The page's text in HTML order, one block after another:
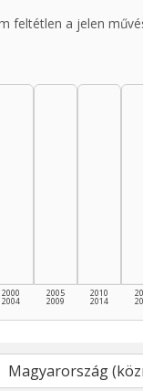
feltétlen a jelen
2000
2004
2005
2009
2010
2014